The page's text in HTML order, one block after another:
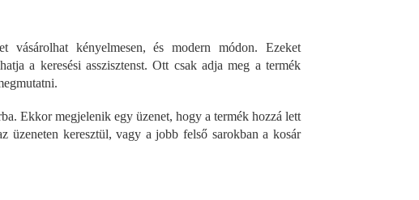
kényelmesen, és modern módon. Ezeket
a keresési asszisztenst. Ott csak adja meg a termék
Ekkor megjelenik egy üzenet, hogy a termék hozzá lett
üzeneten keresztül, vagy a jobb felső sarokban a kosár